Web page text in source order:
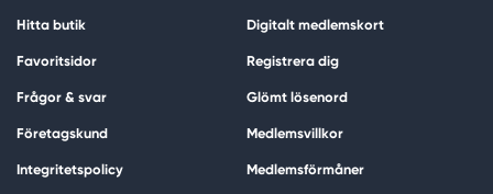
Hitta butik
Favoritsidor
Frågor & svar
Företagskund
Integritetspolicy
Digitalt medlemskort
Registrera dig
Glömt lösenord
Medlemsvillkor
Medlemsförmåner